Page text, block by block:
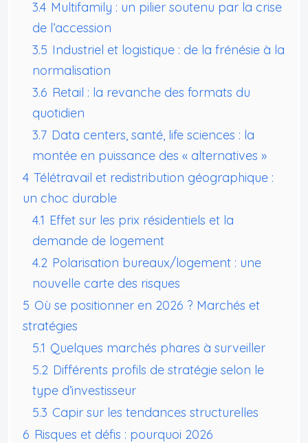
3.4 Multifamily : un pilier soutenu par la crise
de l’accession
3.5 Industriel et logistique : de la frénésie à la
normalisation
3.6 Retail : la revanche des formats du
quotidien
3.7 Data centers, santé, life sciences : la
montée en puissance des « alternatives »
4 Télétravail et redistribution géographique :
un choc durable
4.1 Effet sur les prix résidentiels et la
demande de logement
4.2 Polarisation bureaux/logement : une
nouvelle carte des risques
5 Où se positionner en 2026 ? Marchés et
stratégies
5.1 Quelques marchés phares à surveiller
5.2 Différents profils de stratégie selon le
type d’investisseur
5.3 Capir sur les tendances structurelles
6 Risques et défis : pourquoi 2026